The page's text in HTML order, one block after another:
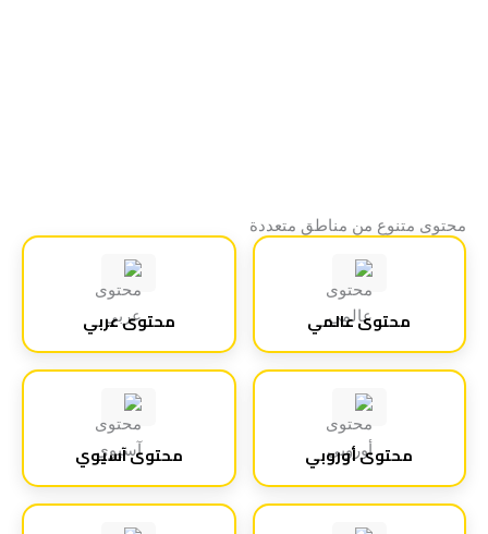
محتوى متنوع من مناطق متعددة
محتوى عالمي محتوى عربي
محتوى أوروبي محتوى آسيوي